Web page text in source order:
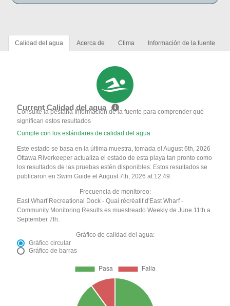
Calidad del agua Acerca de Clima Información de la fuente
Current Calidad del agua
Consulte la pestaña Información de la fuente para comprender qué
significan estos resultados
Cumple con los estándares de calidad del agua
Este estado se basa en la última muestra, tomada el August 6th, 2026
Ottawa Riverkeeper actualiza el estado de esta playa tan pronto como
los resultados de las pruebas estén disponibles. Estos resultados se
publicaron en Swim Guide el August 7th, 2026 at 12:49.
Frecuencia de monitoreo:
East Wharf Recreational Dock - Quai récréatif d'East Wharf -
Community Monitoring Results es muestreado Weekly de June 11th a
September 7th.
Gráfico de calidad del agua:
Gráfico circular
Gráfico de barras